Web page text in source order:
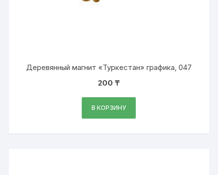
Деревянный магнит «Туркестан» графика, 047
200₸
В КОРЗИНУ